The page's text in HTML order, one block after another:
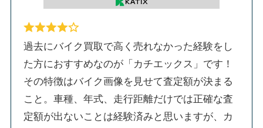
過去にバイク買取で高く売れなかった経験をし
た方におすすめなのが「カチエックス」です！
その特徴はバイク画像を見せて査定額が決まる
こと。車種、年式、走行距離だけでは正確な査
定額が出ないことは経験済みと思いますが、カ